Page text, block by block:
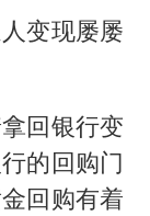
变现屡屡
回银行变
的回购门
回购有着